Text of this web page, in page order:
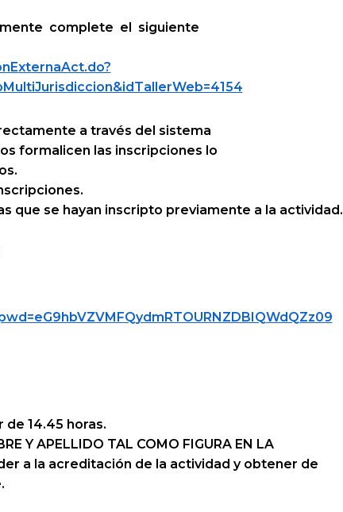
complete el siguiente
a través del sistema
formalicen las inscripciones lo
que se hayan inscripto previamente a la actividad.
de 14.45 horas.
Y APELLIDO TAL COMO FIGURA EN LA
a la acreditación de la actividad y obtener de